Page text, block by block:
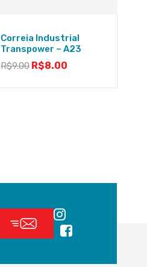
Correia Industrial
Transpower – A23
R$9.00 R$8.00